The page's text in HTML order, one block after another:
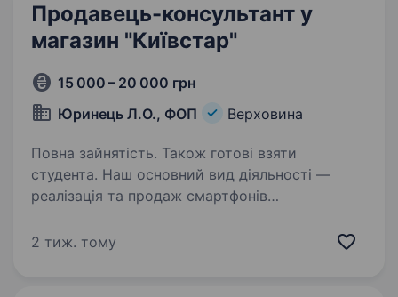
Продавець-консультант у
магазин "Київстар"
15 000 – 20 000 грн
Юринець Л.О., ФОП
Верховина
Повна зайнятість. Також готові взяти
студента. Наш основний вид діяльності —
реалізація та продаж смартфонів
Київстар та обслуговування абонентів.
2 тиж. тому